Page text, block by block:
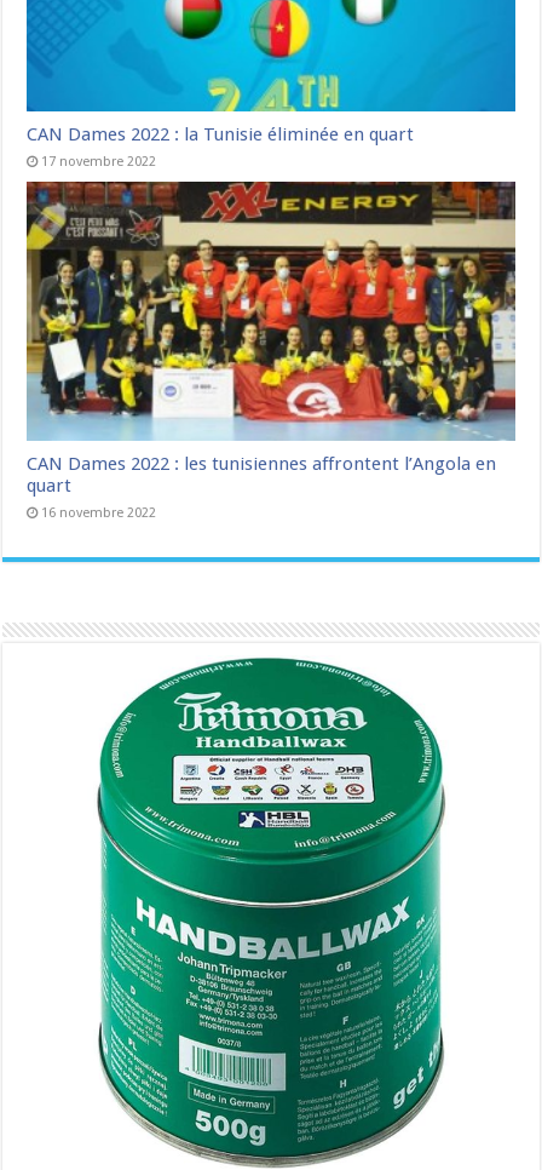
CAN Dames 2022 : la Tunisie éliminée en quart
17 novembre 2022
CAN Dames 2022 : les tunisiennes affrontent l’Angola en
quart
16 novembre 2022